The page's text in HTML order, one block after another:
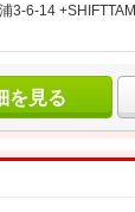
3-6-14
を見る